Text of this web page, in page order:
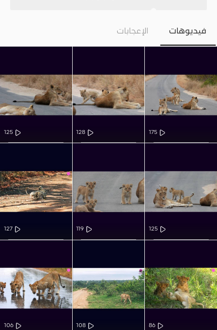
فيديوهات الإعجابات
175
128
125
125
119
127
86
108
106